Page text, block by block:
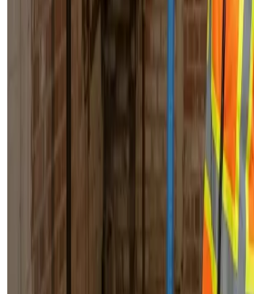
Landsdækkende service